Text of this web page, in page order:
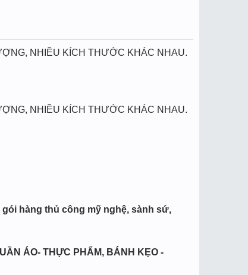
NHIỀU KÍCH THƯỚC KHÁC NHAU.
NHIỀU KÍCH THƯỚC KHÁC NHAU.
hàng thủ công mỹ nghệ, sành sứ,
ÁO- THỰC PHẨM, BÁNH KẸO -